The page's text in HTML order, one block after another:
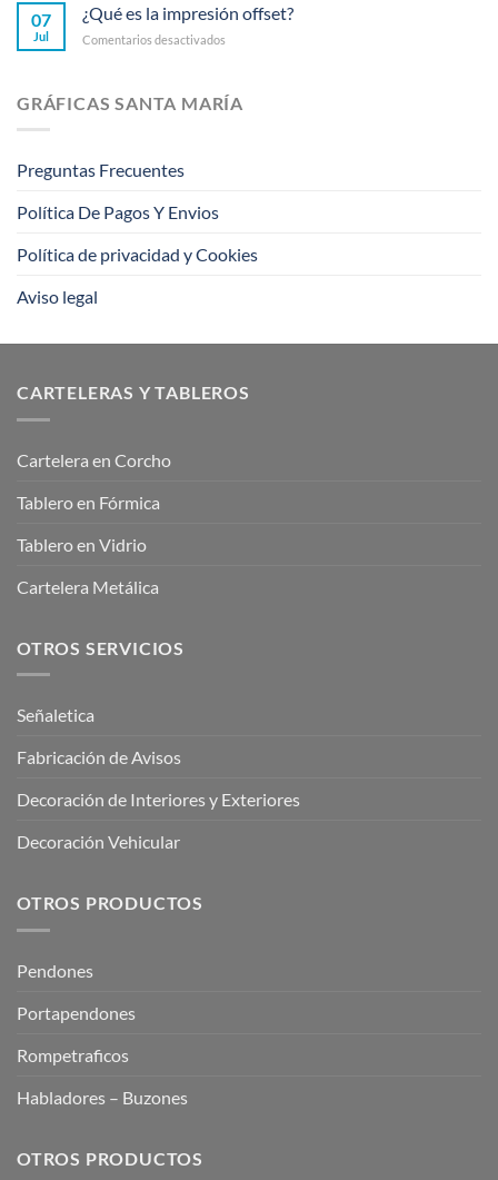
que
barreras
email
marketing,
consejos
07
Jul
¿Qué es la impresión offset?
Comentarios desactivados
la
impresión
GRÁFICAS SANTA MARÍA
Preguntas Frecuentes
Política De Pagos Y Envios
Política de privacidad y Cookies
Aviso legal
CARTELERAS Y TABLEROS
Cartelera en Corcho
Tablero en Fórmica
Tablero en Vidrio
Cartelera Metálica
OTROS SERVICIOS
Señaletica
Fabricación de Avisos
Decoración de Interiores y Exteriores
Decoración Vehicular
OTROS PRODUCTOS
Pendones
Portapendones
Rompetraficos
Habladores – Buzones
OTROS PRODUCTOS